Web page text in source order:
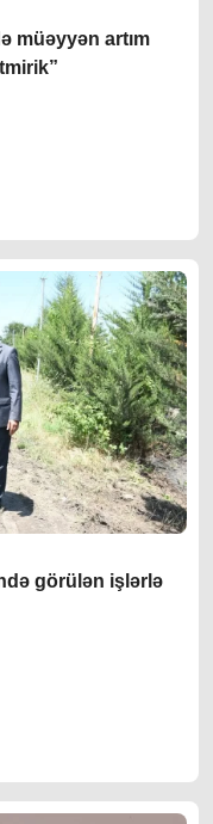
müəyyən artım
görülən işlərlə